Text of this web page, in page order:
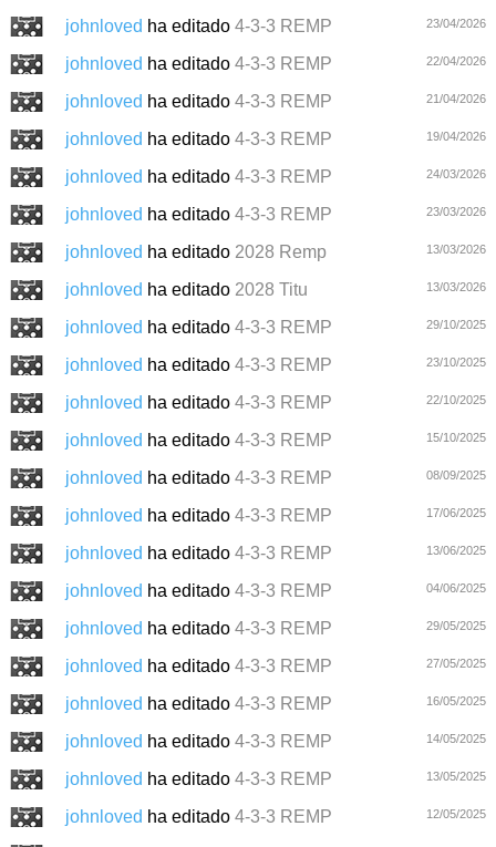
johnloved ha editado 4-3-3 REMP 23/04/2026
johnloved ha editado 4-3-3 REMP 22/04/2026
johnloved ha editado 4-3-3 REMP 21/04/2026
johnloved ha editado 4-3-3 REMP 19/04/2026
johnloved ha editado 4-3-3 REMP 24/03/2026
johnloved ha editado 4-3-3 REMP 23/03/2026
johnloved ha editado 2028 Remp 13/03/2026
johnloved ha editado 2028 Titu 13/03/2026
johnloved ha editado 4-3-3 REMP 29/10/2025
johnloved ha editado 4-3-3 REMP 23/10/2025
johnloved ha editado 4-3-3 REMP 22/10/2025
johnloved ha editado 4-3-3 REMP 15/10/2025
johnloved ha editado 4-3-3 REMP 08/09/2025
johnloved ha editado 4-3-3 REMP 17/06/2025
johnloved ha editado 4-3-3 REMP 13/06/2025
johnloved ha editado 4-3-3 REMP 04/06/2025
johnloved ha editado 4-3-3 REMP 29/05/2025
johnloved ha editado 4-3-3 REMP 27/05/2025
johnloved ha editado 4-3-3 REMP 16/05/2025
johnloved ha editado 4-3-3 REMP 14/05/2025
johnloved ha editado 4-3-3 REMP 13/05/2025
johnloved ha editado 4-3-3 REMP 12/05/2025